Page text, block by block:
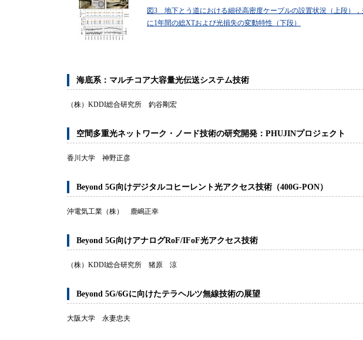
図3 地下とう道における細径高密度ケーブルの設置状況（上段）
に1年間の総XTおよび光損失の変動特性（下段）
海底系：マルチコア大容量光伝送システム技術
（株）KDDI総合研究所 釣谷剛宏
空間多重光ネットワーク・ノード技術の研究開発：PHUJINプロジェクト
香川大学 神野正彦
Beyond 5G向けデジタルコヒーレント光アクセス技術（400G-PON）
沖電気工業（株） 鹿嶋正幸
Beyond 5G向けアナログRoF/IFoF光アクセス技術
（株）KDDI総合研究所 猪原 涼
Beyond 5G/6Gに向けたテラヘルツ無線技術の展望
大阪大学 永妻忠夫